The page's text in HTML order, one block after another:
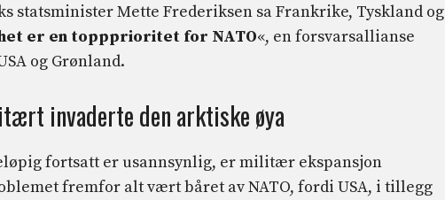
statsminister Mette Frederiksen sa Frankrike, Tyskland og
er en toppprioritet for NATO«, en forsvarsallianse
og Grønland.
invaderte den arktiske øya
fortsatt er usannsynlig, er militær ekspansjon
fremfor alt vært båret av NATO, fordi USA, i tillegg